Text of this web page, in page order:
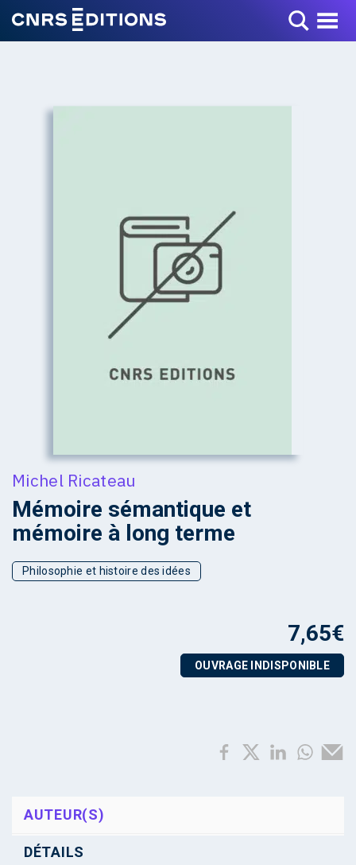
Toggle Menu
Michel Ricateau
Mémoire sémantique et
mémoire à long terme
Philosophie et histoire des idées
7,65€
OUVRAGE INDISPONIBLE
AUTEUR(S)
DÉTAILS